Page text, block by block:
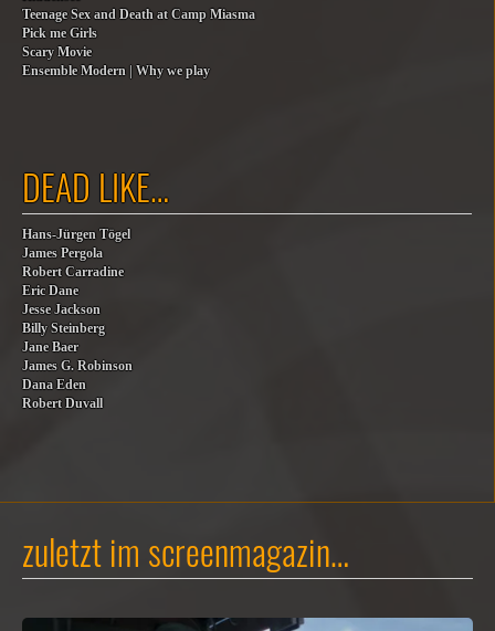
Teenage Sex and Death at Camp Miasma
Pick me Girls
Scary Movie
Ensemble Modern | Why we play
DEAD LIKE…
Hans-Jürgen Tögel
James Pergola
Robert Carradine
Eric Dane
Jesse Jackson
Billy Steinberg
Jane Baer
James G. Robinson
Dana Eden
Robert Duvall
zuletzt im screenmagazin…